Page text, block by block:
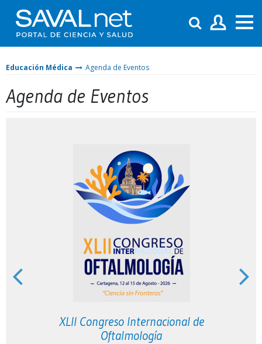
Educación Médica Agenda de Eventos
Agenda de Eventos
XLII Congreso Internacional de
Oftalmología